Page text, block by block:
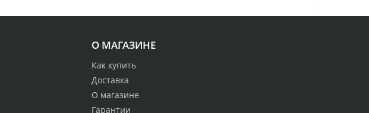
О МАГАЗИНЕ
Как купить
Доставка
О магазине
Гарантии